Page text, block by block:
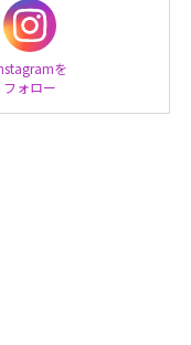
を
フォロー